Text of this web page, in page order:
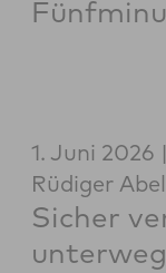
1. Juni 2026
Rüdiger
Sicher